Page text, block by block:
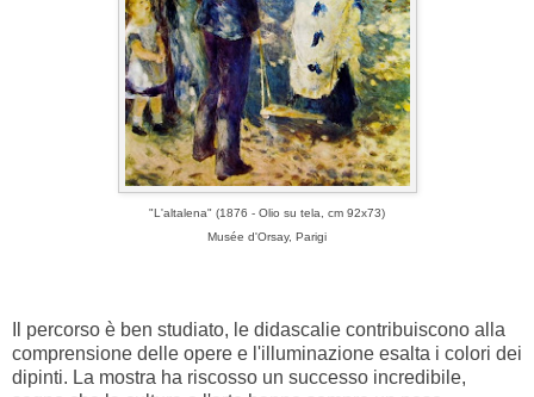
"L'altalena" (1876 - Olio su tela, cm 92x73)
Musée d'Orsay, Parigi
Il percorso è ben studiato, le didascalie contribuiscono alla
comprensione delle opere e l'illuminazione esalta i colori dei
dipinti. La mostra ha riscosso un successo incredibile,